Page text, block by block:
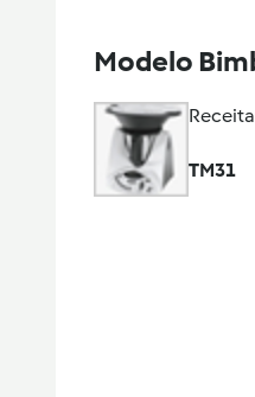
Modelo
TM31